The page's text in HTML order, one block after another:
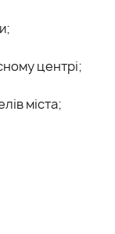
центрі;
міста;